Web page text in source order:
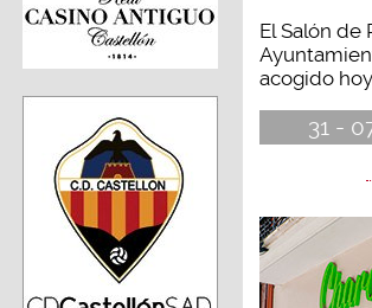
El Salón de
acogido
31 -